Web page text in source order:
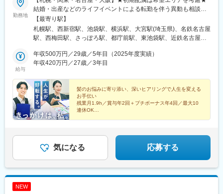
勤務地
結婚・出産などのライフイベントによる転勤を伴う異動も相談可
能★全国で積極採用中★希望する各院に応募することが可能★全
て最寄駅徒歩5分圏内■湘南AGAクリニック各院
――――――――――――北海道：札幌院関東エリア：新宿本
院※詳細住所は「勤務地一覧」をご覧ください。
【最寄り駅】
札幌駅、西新宿駅、池袋駅、横浜駅、大宮駅(埼玉県)、名鉄名古屋
駅、西梅田駅、さっぽろ駅、都庁前駅、東池袋駅、近鉄名古屋
田駅(阪神線)
給与
年収500万円／29歳／5年目（2025年度実績）
年収420万円／27歳／3年目
髪のお悩みに寄り添い、深いヒアリングで人生を変える
お手伝い
残業月1.9h／賞与年2回＋プチボーナス年4回／最大10
連休OK
気になる 応募する
NEW